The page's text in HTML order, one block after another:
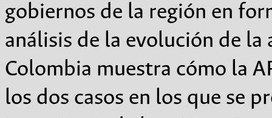
gobiernos de la región en
análisis de la evolución de la
Colombia muestra cómo la
los dos casos en los que se